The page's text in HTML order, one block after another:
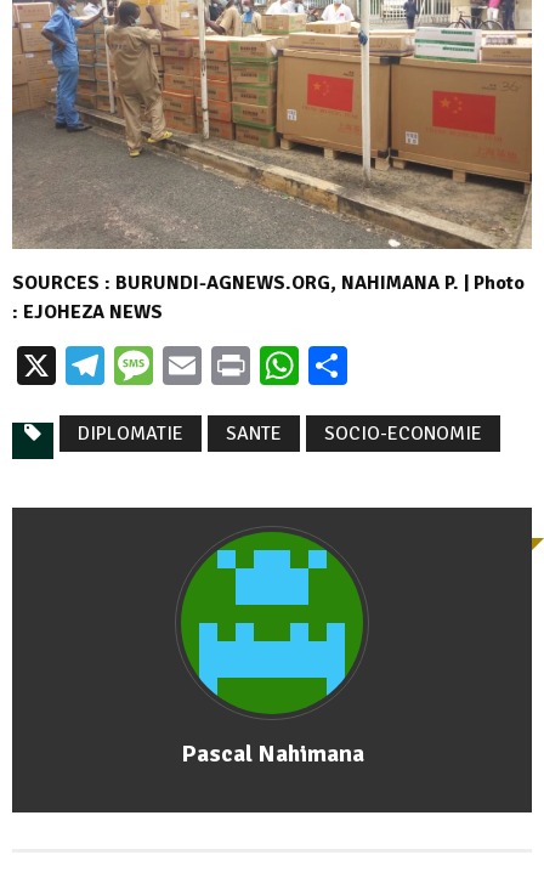
SOURCES : BURUNDI-AGNEWS.ORG, NAHIMANA P. | Photo
: EJOHEZA NEWS
X Telegram
Message
EmailPrintWhatsApp
DIPLOMATIE SANTE SOCIO-ECONOMIE
Pascal Nahimana